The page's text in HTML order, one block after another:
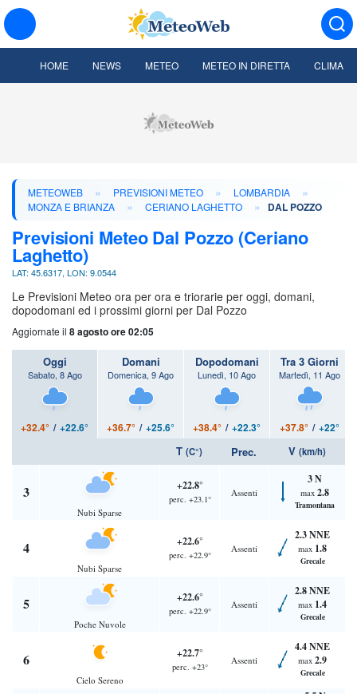
HOME NEWS METEO METEO IN DIRETTA CLIMA
METEOWEB » PREVISIONI METEO » LOMBARDIA »
MONZA E BRIANZA » CERIANO LAGHETTO » DAL POZZO
Previsioni Meteo Dal Pozzo (Ceriano
Laghetto)
LAT: 45.6317, LON: 9.0544
Le Previsioni Meteo ora per ora e triorarie per oggi, domani,
dopodomani ed i prossimi giorni per Dal Pozzo
Aggiornate il 8 agosto ore 02:05
Oggi
Sabato, 8 Ago
+32.4° / +22.6°
Domani
Domenica, 9 Ago
+36.7° / +25.6°
Dopodomani
Lunedì, 10 Ago
+38.4° / +22.3°
Tra 3 Giorni
Martedì, 11 Ago
+37.8° / +22°
T (C°) Prec. V (km/h)
3
Nubi Sparse
+22.8°
perc. +23.1°
Assenti
3 N
max 2.8
Tramontana
4
Nubi Sparse
+22.6°
perc. +22.9°
Assenti
2.3 NNE
max 1.8
Grecale
5
Poche Nuvole
+22.6°
perc. +22.9°
Assenti
2.8 NNE
max 1.4
Grecale
6
Cielo Sereno
+22.7°
perc. +23°
Assenti
4.4 NNE
max 2.9
Grecale